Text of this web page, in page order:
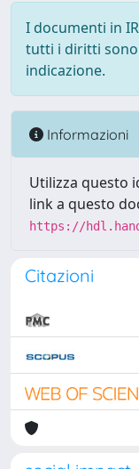
I documenti in
tutti i diritti sono
indicazione.
Informazioni
Utilizza questo
link a questo
https://
Citazioni